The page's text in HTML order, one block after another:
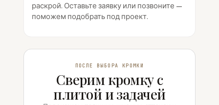
раскрой. Оставьте заявку или позвоните —
поможем подобрать под проект.
ПОСЛЕ ВЫБОРА КРОМКИ
Сверим кромку с
плитой и задачей